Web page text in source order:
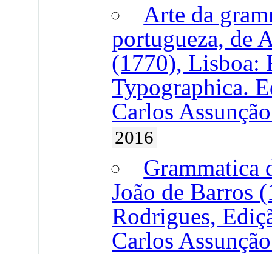
Arte da
portugueza, de
(1770), Lisboa:
Typographica.
Carlos
2016
Grammatica
João de Barros
Rodrigues,
Carlos